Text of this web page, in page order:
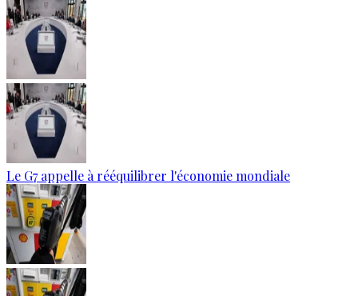
Le G7 appelle à rééquilibrer l'économie mondiale